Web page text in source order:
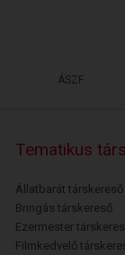
ÁSZF
Tematikus
Állatbarát társkereső
Bringás társkereső
Ezermester
Filmkedvelő